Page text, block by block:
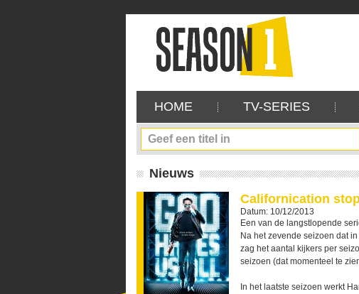
HOME TV-SERIES
Nieuws
Californication
Datum: 10/12/2013
Een van de langstlopende
Na het zevende seizoen dat
zag het aantal kijkers per
seizoen (dat momenteel te
In het laatste seizoen werkt